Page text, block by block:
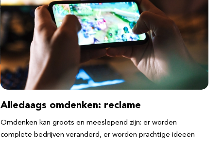
Alledaags omdenken: reclame
Omdenken kan groots en meeslepend zijn: er worden
complete bedrijven veranderd, er worden prachtige ideeën